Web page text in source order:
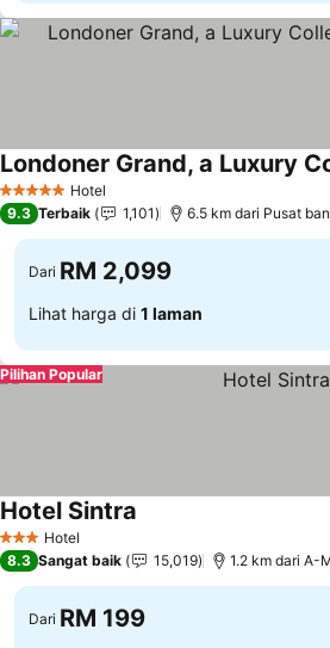
5 Bintang Hotel
9.3 Terbaik 1,101 6.5 km dari Pusat
Dari RM 2,099
Lihat harga di 1 laman
Pilihan Popular
3 BintangHotel
Hotel Sintra
8.3 Sangat baik 15,019 1.2 km dari A-
Dari RM 199